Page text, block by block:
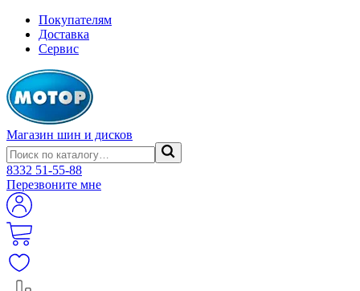
Покупателям
Доставка
Сервис
Магазин шин и дисков
8332 51-55-88
Перезвоните мне